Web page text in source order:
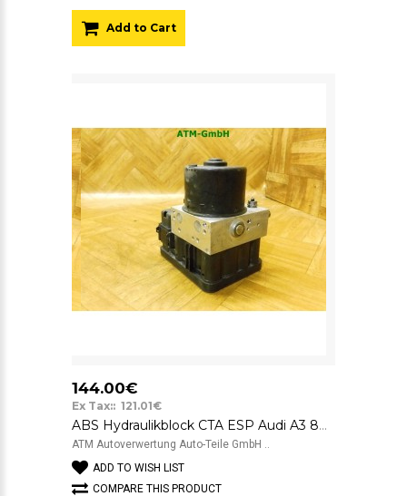
Add to Cart
144.00€
Ex Tax:: 121.01€
ABS Hydraulikblock CTA ESP Audi A3 8P ATE 1K0614517AF 10.0206-0241.4
ATM Autoverwertung Auto-Teile GmbH ..
ADD TO WISH LIST
COMPARE THIS PRODUCT